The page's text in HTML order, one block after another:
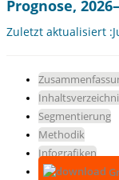
Prognose,
Zuletzt aktualisiert
Segmentierung
Methodik
Infografiken